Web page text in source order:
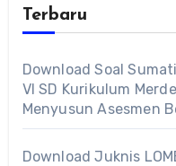
Terbaru
Download Soal
VI SD Kurikulum
Menyusun Asesmen
Download Juknis